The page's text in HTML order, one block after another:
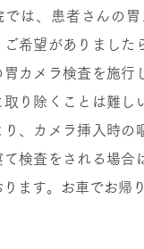
では、患者さんの
ご希望がありました
胃カメラ検査を施行
取り除くことは難し
り、カメラ挿入時の
て検査をされる場合
ります。お車でお帰